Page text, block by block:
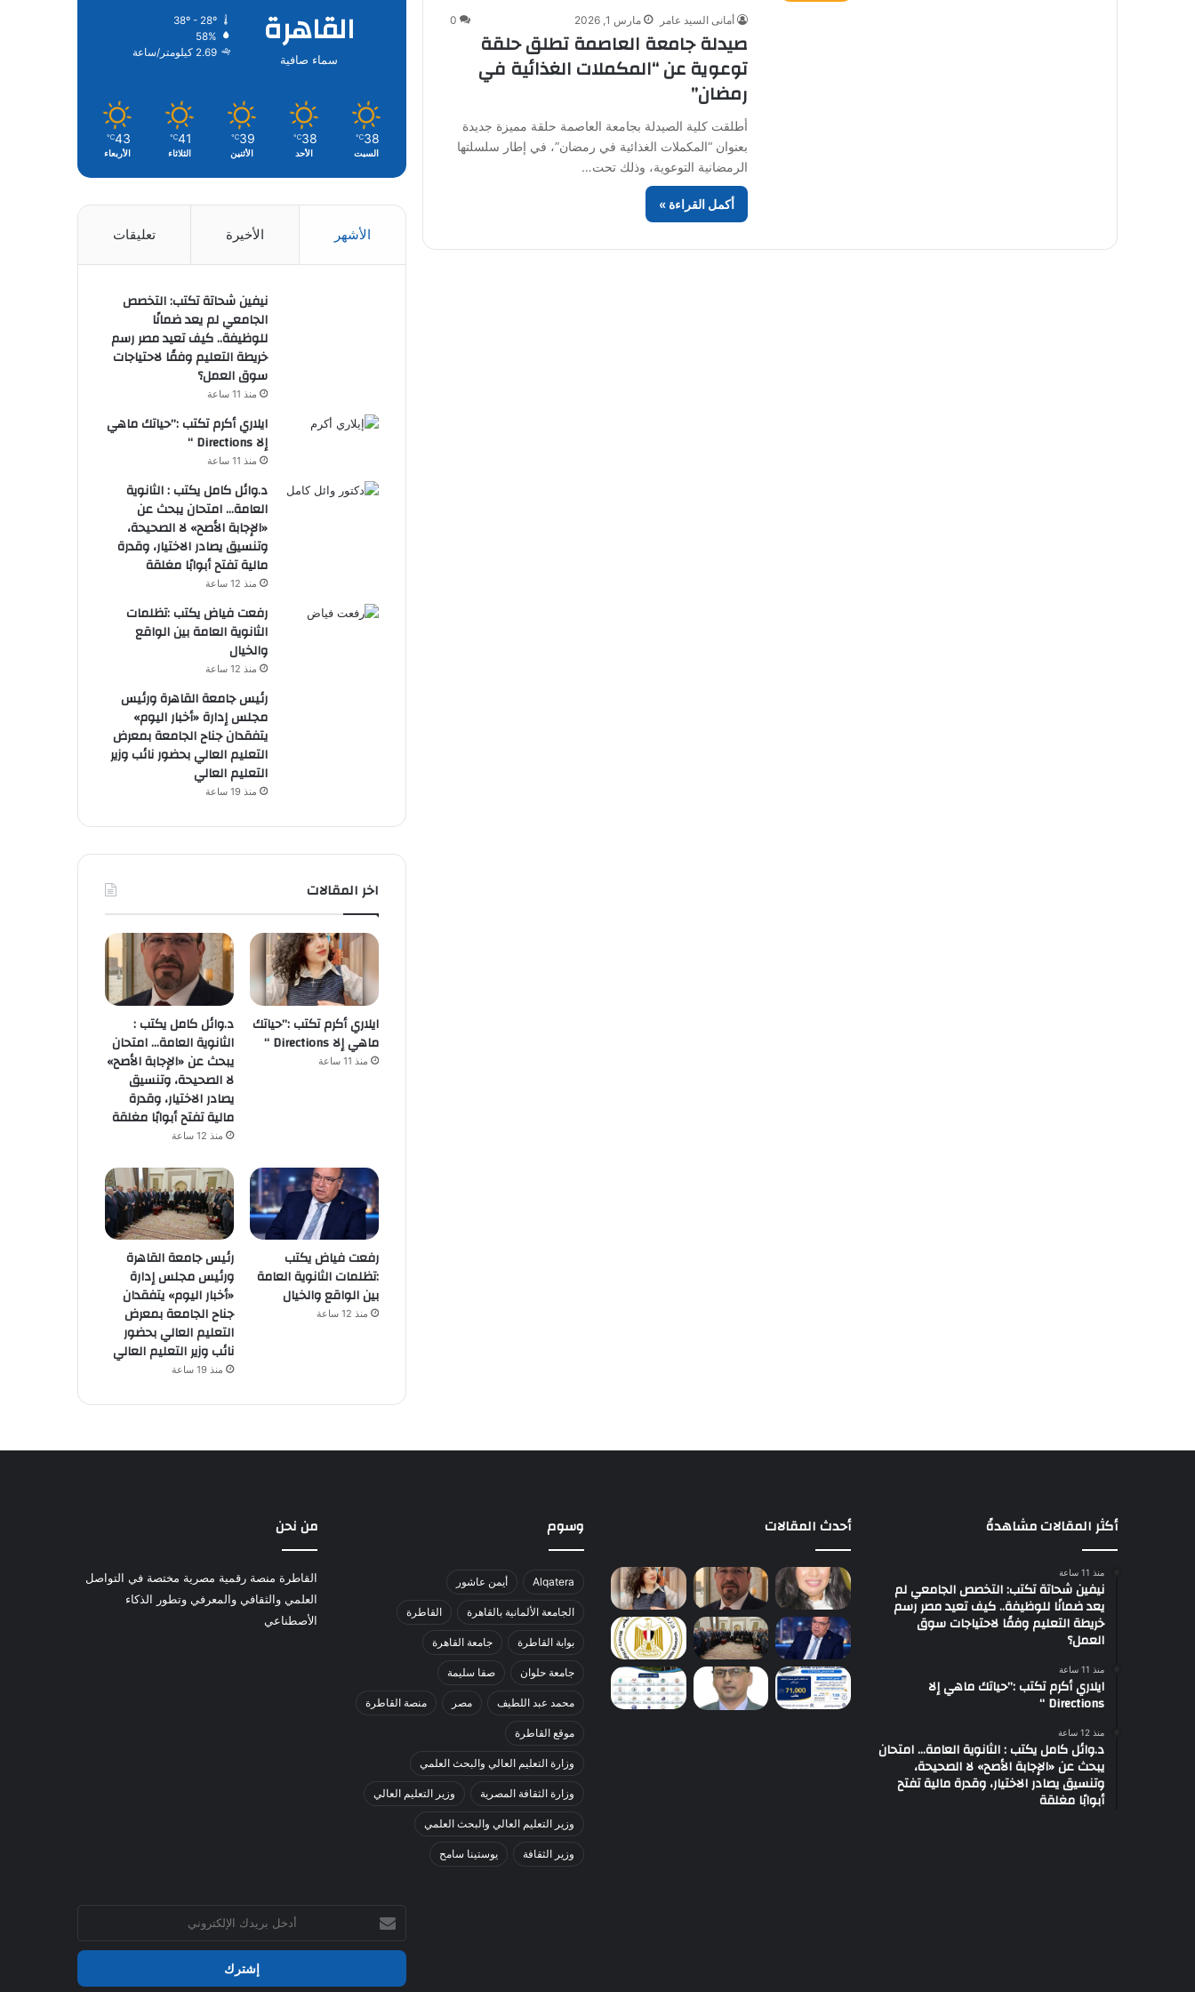
أمانى السيد عامر مارس 1, 2026 0
صيدلة جامعة العاصمة تطلق حلقة
توعوية عن “المكملات الغذائية في
رمضان”
أطلقت كلية الصيدلة بجامعة العاصمة حلقة مميزة جديدة
بعنوان “المكملات الغذائية في رمضان”، في إطار سلسلتها
الرمضانية التوعوية، وذلك تحت…
أكمل القراءة »
القاهرة
سماء صافية
38º - 28º
58%
2.69 كيلومتر/ساعة
38
℃
السبت
38
℃
الأحد
39
℃
الأثنين
41
℃
الثلاثاء
43
℃
الأربعاء
الأشهر الأخيرة تعليقات
نيفين شحاتة تكتب: التخصص
الجامعي لم يعد ضمانًا
للوظيفة.. كيف تعيد مصر رسم
خريطة التعليم وفقًا لاحتياجات
سوق العمل؟
منذ 11 ساعة
ايلاري أكرم تكتب :”حياتك ماهي
إلا Directions “
منذ 11 ساعة
د.وائل كامل يكتب : الثانوية
العامة… امتحان يبحث عن
«الإجابة الأصح» لا الصحيحة،
وتنسيق يصادر الاختيار، وقدرة
مالية تفتح أبوابًا مغلقة
منذ 12 ساعة
رفعت فياض يكتب :تظلمات
الثانوية العامة بين الواقع
والخيال
منذ 12 ساعة
رئيس جامعة القاهرة ورئيس
مجلس إدارة «أخبار اليوم»
يتفقدان جناح الجامعة بمعرض
التعليم العالي بحضور نائب وزير
التعليم العالي
منذ 19 ساعة
اخر المقالات
ايلاري أكرم تكتب :”حياتك
ماهي إلا Directions “
منذ 11 ساعة
د.وائل كامل يكتب :
الثانوية العامة… امتحان
يبحث عن «الإجابة الأصح»
لا الصحيحة، وتنسيق
يصادر الاختيار، وقدرة
مالية تفتح أبوابًا مغلقة
منذ 12 ساعة
رفعت فياض يكتب
:تظلمات الثانوية العامة
بين الواقع والخيال
منذ 12 ساعة
رئيس جامعة القاهرة
ورئيس مجلس إدارة
«أخبار اليوم» يتفقدان
جناح الجامعة بمعرض
التعليم العالي بحضور
نائب وزير التعليم العالي
منذ 19 ساعة
أكثر المقالات مشاهدةً
منذ 11 ساعة
نيفين شحاتة تكتب: التخصص الجامعي لم
يعد ضمانًا للوظيفة.. كيف تعيد مصر رسم
خريطة التعليم وفقًا لاحتياجات سوق
العمل؟
منذ 11 ساعة
ايلاري أكرم تكتب :”حياتك ماهي إلا
Directions “
منذ 12 ساعة
د.وائل كامل يكتب : الثانوية العامة… امتحان
يبحث عن «الإجابة الأصح» لا الصحيحة،
وتنسيق يصادر الاختيار، وقدرة مالية تفتح
أبوابًا مغلقة
أحدث المقالات وسوم
Alqatera أيمن عاشور
الجامعة الألمانية بالقاهرة القاطرة
بوابة القاطرة جامعة القاهرة
جامعة حلوان صفا سليمة
محمد عبد اللطيف مصر منصة القاطرة
موقع القاطرة
وزارة التعليم العالي والبحث العلمي
وزارة الثقافة المصرية وزير التعليم العالي
وزير التعليم العالي والبحث العلمي
وزير الثقافة يوستينا سامح
من نحن
القاطرة منصة رقمية مصرية مختصة في التواصل
العلمي والثقافي والمعرفي وتطور الذكاء
الأصطناعي
بريدك
الإلكتروني